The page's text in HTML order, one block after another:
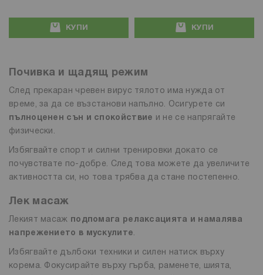
КУПИ КУПИ
Почивка и щадящ режим
След прекаран чревен вирус тялото има нужда от
време, за да се възстанови напълно. Осигурете си
пълноценен сън и спокойствие
и не се напрягайте
физически.
Избягвайте спорт и силни тренировки докато се
почувствате по-добре. След това можете да увеличите
активността си, но това трябва да стане постепенно.
Лек масаж
Лекият масаж
подпомага релаксацията и намалява
напрежението в мускулите.
Избягвайте дълбоки техники и силен натиск върху
корема. Фокусирайте върху гърбa, раменете, шията,